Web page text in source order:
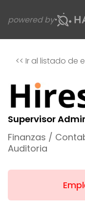
powered by
<< Ir al listado de
Supervisor
Finanzas /
Auditoria